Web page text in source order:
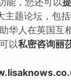
主题论坛，包括
华人在英国互
以私密咨询丽